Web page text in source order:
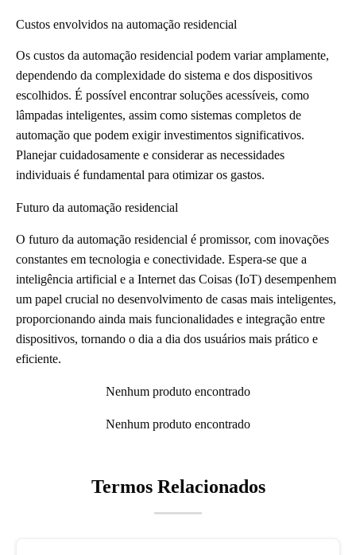
Custos envolvidos na automação residencial
Os custos da automação residencial podem variar amplamente,
dependendo da complexidade do sistema e dos dispositivos
escolhidos. É possível encontrar soluções acessíveis, como
lâmpadas inteligentes, assim como sistemas completos de
automação que podem exigir investimentos significativos.
Planejar cuidadosamente e considerar as necessidades
individuais é fundamental para otimizar os gastos.
Futuro da automação residencial
O futuro da automação residencial é promissor, com inovações
constantes em tecnologia e conectividade. Espera-se que a
inteligência artificial e a Internet das Coisas (IoT) desempenhem
um papel crucial no desenvolvimento de casas mais inteligentes,
proporcionando ainda mais funcionalidades e integração entre
dispositivos, tornando o dia a dia dos usuários mais prático e
eficiente.
Nenhum produto encontrado
Nenhum produto encontrado
Termos Relacionados